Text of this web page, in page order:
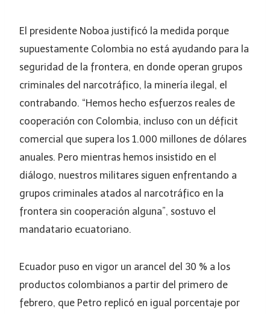
El presidente Noboa justificó la medida porque
supuestamente Colombia no está ayudando para la
seguridad de la frontera, en donde operan grupos
criminales del narcotráfico, la minería ilegal, el
contrabando. “Hemos hecho esfuerzos reales de
cooperación con Colombia, incluso con un déficit
comercial que supera los 1.000 millones de dólares
anuales. Pero mientras hemos insistido en el
diálogo, nuestros militares siguen enfrentando a
grupos criminales atados al narcotráfico en la
frontera sin cooperación alguna”, sostuvo el
mandatario ecuatoriano.
Ecuador puso en vigor un arancel del 30 % a los
productos colombianos a partir del primero de
febrero, que Petro replicó en igual porcentaje por